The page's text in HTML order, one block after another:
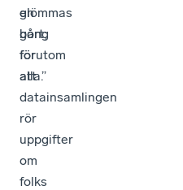
glömmas
bort;
förutom
att
datainsamlingen
rör
uppgifter
om
folks
en
gång
för
alla.”